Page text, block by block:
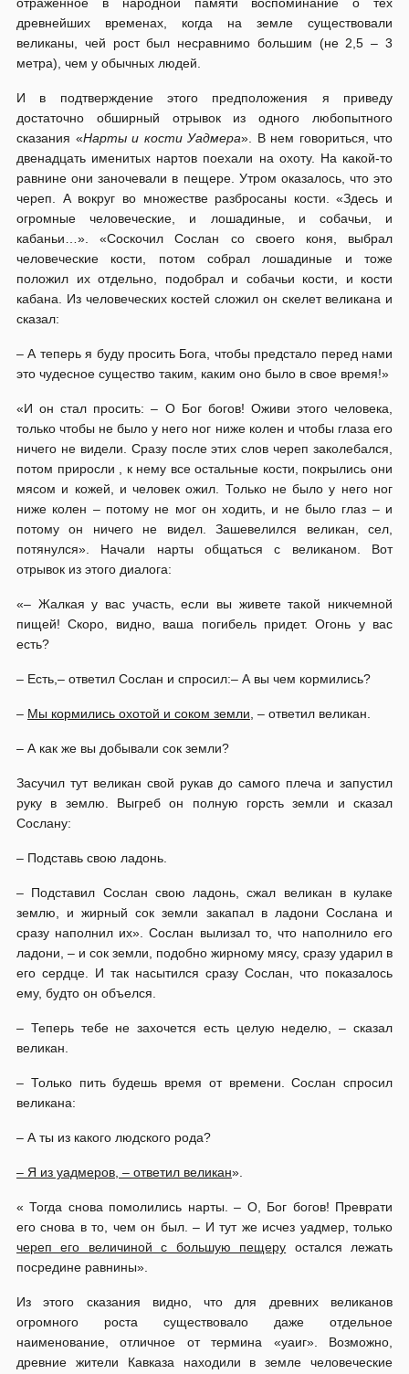
древнейших временах, когда на земле существовали
великаны, чей рост был несравнимо большим (не 2,5 – 3
метра), чем у обычных людей.
И в подтверждение этого предположения я приведу
достаточно обширный отрывок из одного любопытного
сказания «Нарты и кости Уадмера». В нем говориться, что
двенадцать именитых нартов поехали на охоту. На какой-то
равнине они заночевали в пещере. Утром оказалось, что это
череп. А вокруг во множестве разбросаны кости. «Здесь и
огромные человеческие, и лошадиные, и собачьи, и
кабаньи…». «Соскочил Сослан со своего коня, выбрал
человеческие кости, потом собрал лошадиные и тоже
положил их отдельно, подобрал и собачьи кости, и кости
кабана. Из человеческих костей сложил он скелет великана и
сказал:
– А теперь я буду просить Бога, чтобы предстало перед нами
это чудесное существо таким, каким оно было в свое время!»
«И он стал просить: – О Бог богов! Оживи этого человека,
только чтобы не было у него ног ниже колен и чтобы глаза его
ничего не видели. Сразу после этих слов череп заколебался,
потом приросли , к нему все остальные кости, покрылись они
мясом и кожей, и человек ожил. Только не было у него ног
ниже колен – потому не мог он ходить, и не было глаз – и
потому он ничего не видел. Зашевелился великан, сел,
потянулся». Начали нарты общаться с великаном. Вот
отрывок из этого диалога:
«– Жалкая у вас участь, если вы живете такой никчемной
пищей! Скоро, видно, ваша погибель придет. Огонь у вас
есть?
– Есть,– ответил Сослан и спросил:– А вы чем кормились?
– Мы кормились охотой и соком земли , – ответил великан.
– А как же вы добывали сок земли?
Засучил тут великан свой рукав до самого плеча и запустил
руку в землю. Выгреб он полную горсть земли и сказал
Сослану:
– Подставь свою ладонь.
– Подставил Сослан свою ладонь, сжал великан в кулаке
землю, и жирный сок земли закапал в ладони Сослана и
сразу наполнил их». Сослан вылизал то, что наполнило его
ладони, – и сок земли, подобно жирному мясу, сразу ударил в
его сердце. И так насытился сразу Сослан, что показалось
ему, будто он объелся.
– Теперь тебе не захочется есть целую неделю, – сказал
великан.
– Только пить будешь время от времени. Сослан спросил
великана:
– А ты из какого людского рода?
– Я из уадмеров, – ответил великан».
« Тогда снова помолились нарты. – О, Бог богов! Преврати
его снова в то, чем он был. – И тут же исчез уадмер, только
череп его величиной с большую пещеру остался лежать
посредине равнины».
Из этого сказания видно, что для древних великанов
огромного роста существовало даже отдельное
наименование, отличное от термина «уаиг». Возможно,
древние жители Кавказа находили в земле человеческие